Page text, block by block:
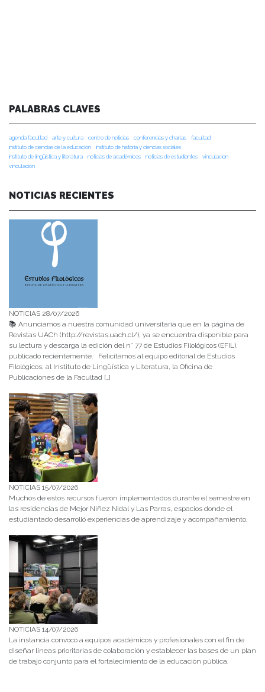
PALABRAS CLAVES
agenda facultad arte y cultura centro de noticias conferencias y charlas
facultad
instituto de ciencias de la educación
instituto de historia y ciencias sociales
instituto de lingüística y literatura
noticias de académicos noticias de estudiantes
vinculacion
vinculación
NOTICIAS RECIENTES
NOTICIAS 28/07/2026
📚 Anunciamos a nuestra comunidad universitaria que en la página de
Revistas UACh (http://revistas.uach.cl/), ya se encuentra disponible para
su lectura y descarga la edición del n° 77 de Estudios Filológicos (EFIL),
publicado recientemente. Felicitamos al equipo editorial de Estudios
Filológicos, al Instituto de Lingüística y Literatura, la Oficina de
Publicaciones de la Facultad […]
NOTICIAS 15/07/2026
Muchos de estos recursos fueron implementados durante el semestre en
las residencias de Mejor Niñez Nidal y Las Parras, espacios donde el
estudiantado desarrolló experiencias de aprendizaje y acompañamiento.
NOTICIAS 14/07/2026
La instancia convocó a equipos académicos y profesionales con el fin de
diseñar líneas prioritarias de colaboración y establecer las bases de un plan
de trabajo conjunto para el fortalecimiento de la educación pública.